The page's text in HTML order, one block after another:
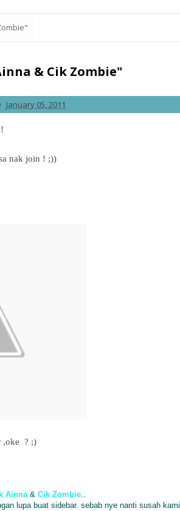
& Cik Zombie"
January 05, 2011
nak join ! ;))
,oke ? ;)
Ainna& Cik Zombie..
lupa buat sidebar. sebab nye nanti susah kami